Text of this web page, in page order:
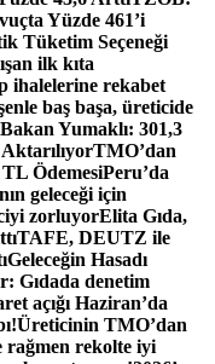
Yüzde 461’i
Tüketim Seçeneği
ilk kıta
ihalelerine rekabet
baş başa, üreticide
Bakan Yumaklı: 301,3
TMO’dan
ÖdemesiPeru’da
geleceği için
zorluyorElita Gıda,
TAFE, DEUTZ ile
Geleceğin Hasadı
Gıdada denetim
açığı Haziran’da
Üreticinin TMO’dan
rağmen rekolte iyi